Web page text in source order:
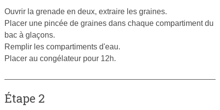
Ouvrir la grenade en deux, extraire les graines.
Placer une pincée de graines dans chaque compartiment du
bac à glaçons.
Remplir les compartiments d'eau.
Placer au congélateur pour 12h.
Étape 2